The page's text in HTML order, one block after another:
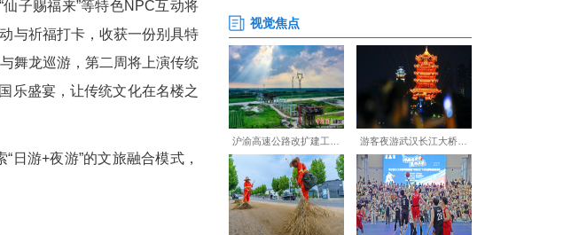
31日，“夜上黄鹤楼”樱花季主题活动将限时上
题打造定制光影秀。漫天樱花在飞檐斗拱之间绽
北京的游客刘先生在体验夜游后表示：“以前看过
结合在一起的夜游还是第一次见。特别是主楼的樱
”“诗仙解忧录”“仙子赐福来”等特色NPC互动将